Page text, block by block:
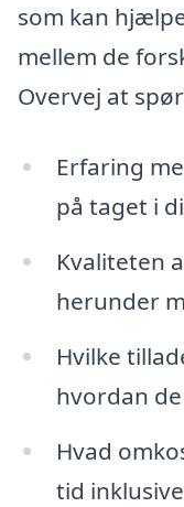
som kan
mellem de
Overvej at
Erfaring
på taget i
Kvaliteten
herunder
Hvilke
hvordan
Hvad
tid